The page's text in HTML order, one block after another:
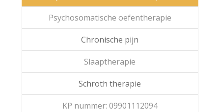
Psychosomatische oefentherapie
Chronische pijn
Slaaptherapie
Schroth therapie
KP nummer: 09901112094